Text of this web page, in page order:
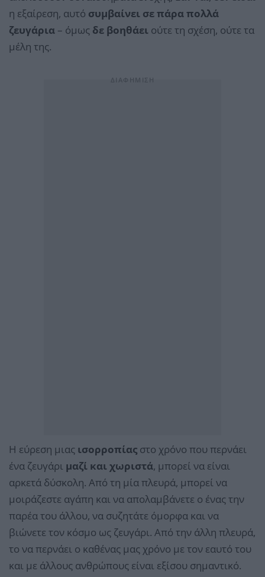
η εξαίρεση, αυτό συμβαίνει σε πάρα πολλά
ζευγάρια – όμως δε βοηθάει ούτε τη σχέση, ούτε τα
μέλη της.
Η εύρεση μιας ισορροπίας στο χρόνο που περνάει
ένα ζευγάρι μαζί και χωριστά, μπορεί να είναι
αρκετά δύσκολη. Από τη μία πλευρά, μπορεί να
μοιράζεστε αγάπη και να απολαμβάνετε ο ένας την
παρέα του άλλου, να συζητάτε όμορφα και να
βιώνετε τον κόσμο ως ζευγάρι. Από την άλλη πλευρά,
το να περνάει ο καθένας μας χρόνο με τον εαυτό του
και με άλλους ανθρώπους είναι εξίσου σημαντικό.